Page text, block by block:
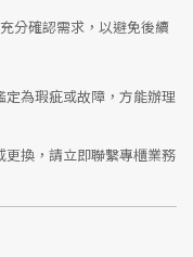
充分確認需求，以避免後續
定為瑕疵或故障，方能辦理
更換，請立即聯繫專櫃業務